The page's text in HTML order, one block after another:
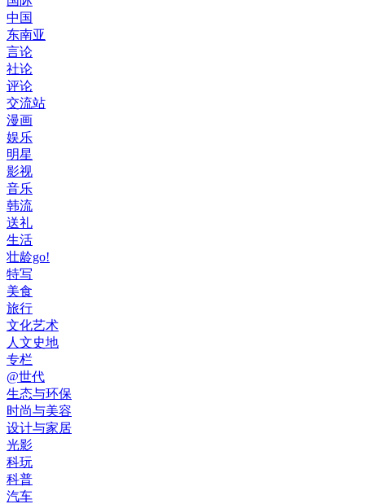
中国
东南亚
言论
社论
评论
交流站
漫画
娱乐
明星
影视
音乐
韩流
送礼
生活
壮龄go!
特写
美食
旅行
文化艺术
人文史地
专栏
@世代
生态与环保
时尚与美容
设计与家居
光影
科玩
科普
汽车